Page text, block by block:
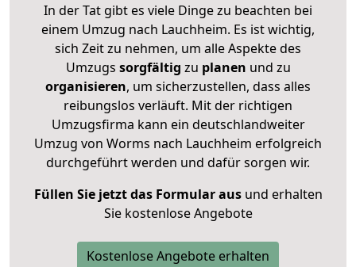
In der Tat gibt es viele Dinge zu beachten bei
einem Umzug nach Lauchheim. Es ist wichtig,
sich Zeit zu nehmen, um alle Aspekte des
Umzugs sorgfältig zu planen und zu
organisieren, um sicherzustellen, dass alles
reibungslos verläuft. Mit der richtigen
Umzugsfirma kann ein deutschlandweiter
Umzug von Worms nach Lauchheim erfolgreich
durchgeführt werden und dafür sorgen wir.
Füllen Sie jetzt das Formular ausund erhalten
Sie kostenlose Angebote
Kostenlose Angebote erhalten